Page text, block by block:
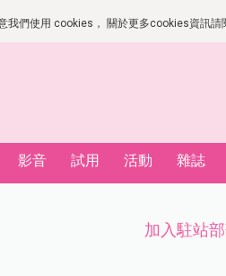
我們使用 cookies， 關於更多cookies資訊請
影音 試用 活動 雜誌
加入駐站